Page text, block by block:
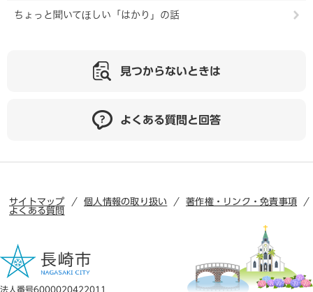
ちょっと聞いてほしい「はかり」の話
見つからないときは
よくある質問と回答
サイトマップ 個人情報の取り扱い
著作権・リンク・免責事項
よくある質問
法人番号6000020422011